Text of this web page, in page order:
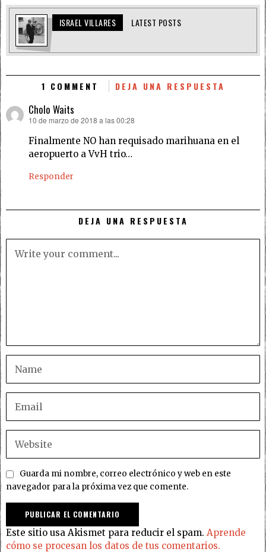
ISRAEL VILLARES LATEST POSTS
1 COMMENT DEJA UNA RESPUESTA
Cholo Waits
dice:
10 de marzo de 2018 a las 00:28
Finalmente NO han requisado marihuana en el
aeropuerto a VvH trio…
Responder
DEJA UNA RESPUESTA
Guarda mi nombre, correo electrónico y web en este
navegador para la próxima vez que comente.
Este sitio usa Akismet para reducir el spam. Aprende
cómo se procesan los datos de tus comentarios.